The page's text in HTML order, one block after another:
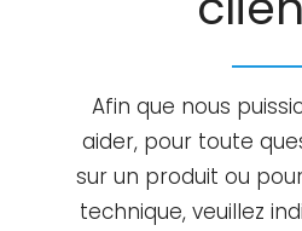
Afin que nous
aider, pour toute
sur un produit ou
technique, veuillez